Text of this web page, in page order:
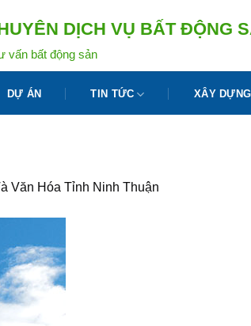
DỊCH VỤ BẤT ĐỘNG
vấn bất động sản
DỰ ÁN TIN TỨC XÂY
Văn Hóa Tỉnh Ninh Thuận